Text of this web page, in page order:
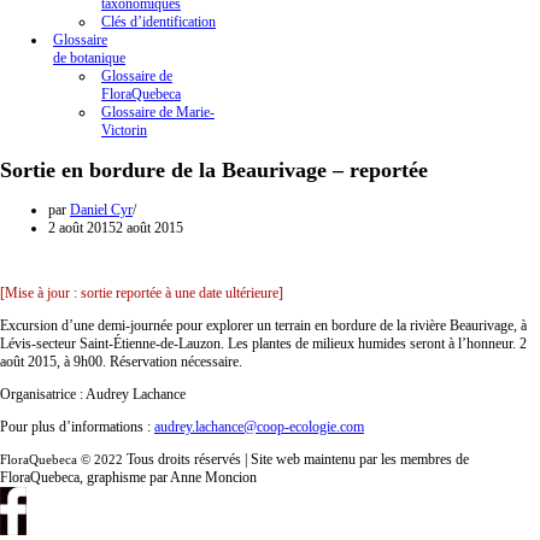
taxonomiques
Clés d’identification
Glossaire
de botanique
Glossaire de
FloraQuebeca
Glossaire de Marie-
Victorin
Sortie en bordure de la Beaurivage – reportée
par Daniel Cyr
2 août 20152 août 2015
[Mise à jour : sortie reportée à une date ultérieure]
Excursion d’une demi-journée pour explorer un terrain en bordure de la rivière Beaurivage, à
Lévis-secteur Saint-Étienne-de-Lauzon. Les plantes de milieux humides seront à l’honneur. 2
août 2015, à 9h00. Réservation nécessaire.
Organisatrice : Audrey Lachance
Pour plus d’informations : audrey.lachance@coop-ecologie.com
FloraQuebeca © 2022 Tous droits réservés | Site web maintenu par les membres de
FloraQuebeca, graphisme par Anne Moncion